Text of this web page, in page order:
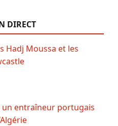
DIRECT
Hadj Moussa et les
un entraîneur portugais